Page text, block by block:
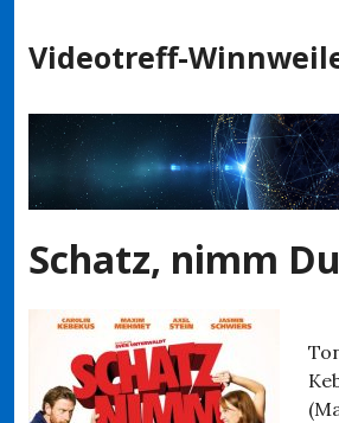
Inhalt
springen
Videotreff-
Schatz, nimm